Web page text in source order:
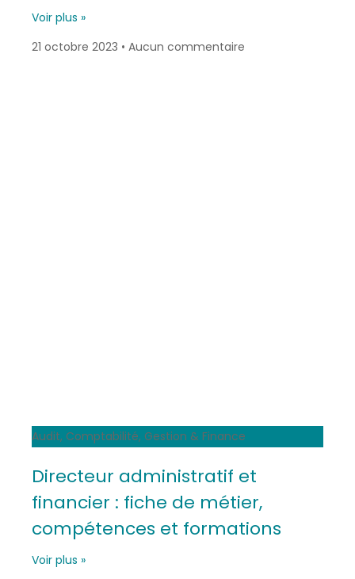
Voir plus »
21 octobre 2023
Aucun commentaire
Audit, Comptabilité, Gestion & Finance
Directeur administratif et
financier : fiche de métier,
compétences et formations
Voir plus »